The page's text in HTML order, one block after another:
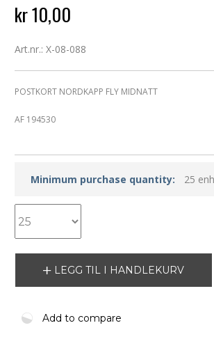
kr 10,00
Art.nr.: X-08-088
POSTKORT NORDKAPP FLY MIDNATT
AF 194530
Minimum purchase quantity: 25
LEGG TIL I HANDLEKURV
Add to compare